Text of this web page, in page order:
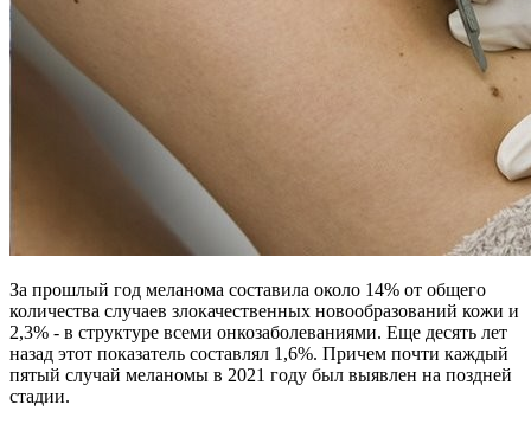
За прошлый год меланома составила около 14% от общего
количества случаев злокачественных новообразований кожи и
2,3% - в структуре всеми онкозаболеваниями. Еще десять лет
назад этот показатель составлял 1,6%. Причем почти каждый
пятый случай меланомы в 2021 году был выявлен на поздней
стадии.